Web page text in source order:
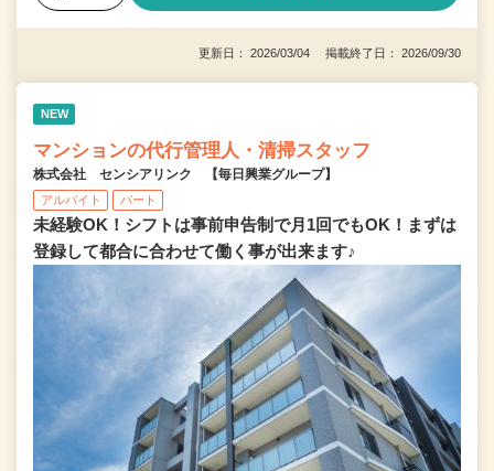
更新日： 2026/03/04 掲載終了日： 2026/09/30
NEW
マンションの代行管理人・清掃スタッフ
株式会社 センシアリンク 【毎日興業グループ】
アルバイト パート
未経験OK！シフトは事前申告制で月1回でもOK！まずは
登録して都合に合わせて働く事が出来ます♪